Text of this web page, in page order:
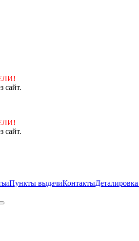
сайт.
сайт.
Пункты выдачиКонтактыДеталировка